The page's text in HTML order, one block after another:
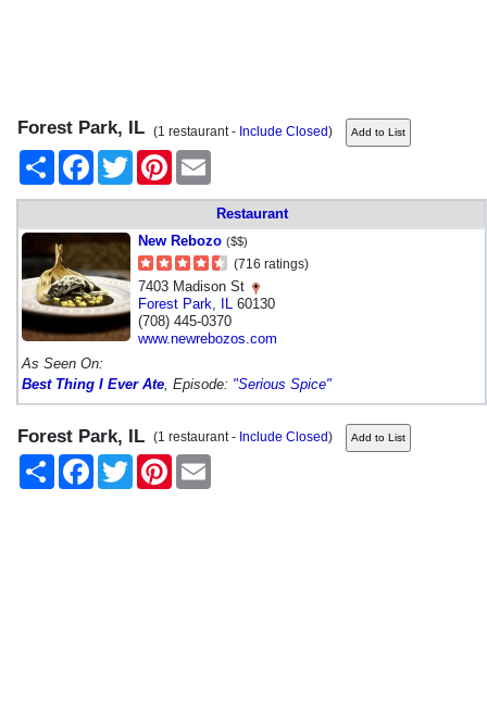
Forest Park, IL (1 restaurant - Include Closed)
Share
FacebookTwitter Pinterest
Restaurant
New Rebozo ($$)
(716 ratings)
7403 Madison St
Forest Park
IL 60130
(708) 445-0370
www.newrebozos.com
As Seen On:
Best Thing I Ever Ate , Episode: "Serious Spice"
Forest Park, IL (1 restaurant - Include Closed)
Share
FacebookTwitter Pinterest